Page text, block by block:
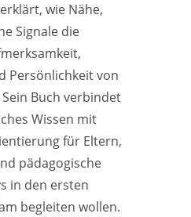
wie Nähe,
Signale die
Persönlichkeit von
Buch verbindet
Wissen mit
für Eltern,
pädagogische
in den ersten
begleiten wollen.